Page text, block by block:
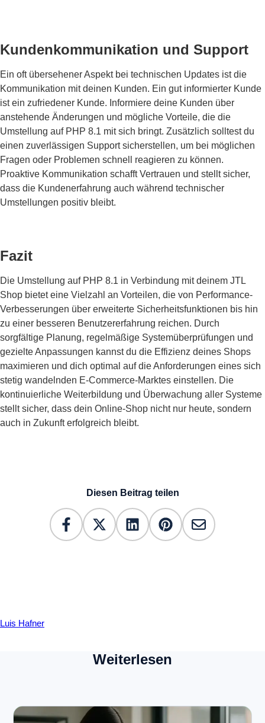
Kundenkommunikation und Support
Ein oft übersehener Aspekt bei technischen Updates ist die
Kommunikation mit deinen Kunden. Ein gut informierter Kunde
ist ein zufriedener Kunde. Informiere deine Kunden über
anstehende Änderungen und mögliche Vorteile, die die
Umstellung auf PHP 8.1 mit sich bringt. Zusätzlich solltest du
einen zuverlässigen Support sicherstellen, um bei möglichen
Fragen oder Problemen schnell reagieren zu können.
Proaktive Kommunikation schafft Vertrauen und stellt sicher,
dass die Kundenerfahrung auch während technischer
Umstellungen positiv bleibt.
Fazit
Die Umstellung auf PHP 8.1 in Verbindung mit deinem JTL
Shop bietet eine Vielzahl an Vorteilen, die von Performance-
Verbesserungen über erweiterte Sicherheitsfunktionen bis hin
zu einer besseren Benutzererfahrung reichen. Durch
sorgfältige Planung, regelmäßige Systemüberprüfungen und
gezielte Anpassungen kannst du die Effizienz deines Shops
maximieren und dich optimal auf die Anforderungen eines sich
stetig wandelnden E-Commerce-Marktes einstellen. Die
kontinuierliche Weiterbildung und Überwachung aller Systeme
stellt sicher, dass dein Online-Shop nicht nur heute, sondern
auch in Zukunft erfolgreich bleibt.
Diesen Beitrag teilen
Luis Hafner
Weiterlesen